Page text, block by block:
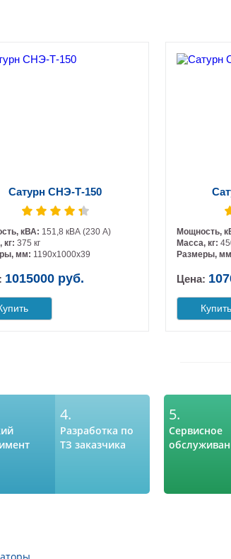
Сатурн СНЭ-Т-150
кВА: 151,8 кВА (230 А)
кг: 375 кг
мм: 1190х1000х39
1015000 руб.
Мощность,
Масса, кг:
Размеры,
Цена:
Купить
4.
Разработка по
ТЗ заказчика
5.
Сервисное